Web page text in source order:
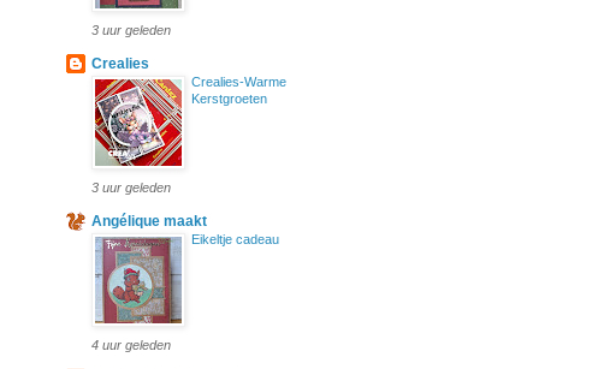
3 uur geleden
Crealies
Crealies-Warme
Kerstgroeten
3 uur geleden
Angélique maakt
Eikeltje cadeau
4 uur geleden